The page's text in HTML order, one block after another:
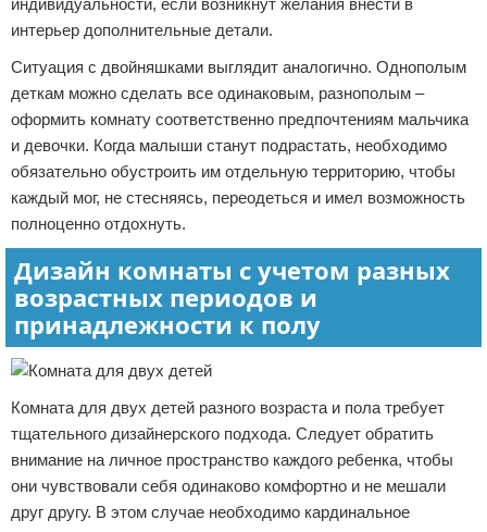
индивидуальности, если возникнут желания внести в
интерьер дополнительные детали.
Ситуация с двойняшками выглядит аналогично. Однополым
деткам можно сделать все одинаковым, разнополым –
оформить комнату соответственно предпочтениям мальчика
и девочки. Когда малыши станут подрастать, необходимо
обязательно обустроить им отдельную территорию, чтобы
каждый мог, не стесняясь, переодеться и имел возможность
полноценно отдохнуть.
Дизайн комнаты с учетом разных
возрастных периодов и
принадлежности к полу
Комната для двух детей разного возраста и пола требует
тщательного дизайнерского подхода. Следует обратить
внимание на личное пространство каждого ребенка, чтобы
они чувствовали себя одинаково комфортно и не мешали
друг другу. В этом случае необходимо кардинальное